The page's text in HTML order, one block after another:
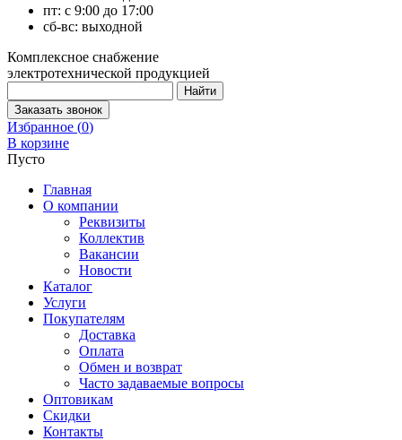
пт: с 9:00 до 17:00
сб-вс: выходной
Комплексное снабжение
электротехнической продукцией
Избранное (0)
В корзине
Пусто
Главная
О компании
Реквизиты
Коллектив
Вакансии
Новости
Каталог
Услуги
Покупателям
Доставка
Оплата
Обмен и возврат
Часто задаваемые вопросы
Оптовикам
Скидки
Контакты